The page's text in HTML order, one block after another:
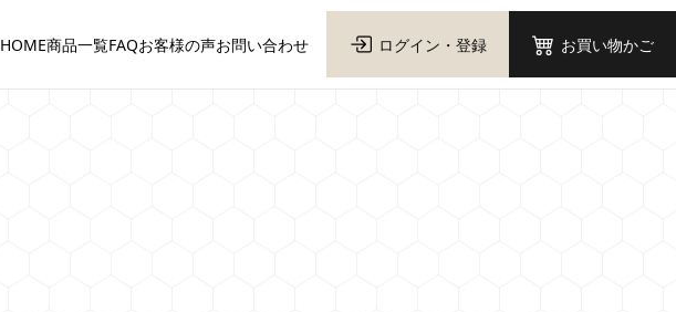
HOME商品一覧FAQお客様の声お問い合わせ ログイン・登録 お買い物かご